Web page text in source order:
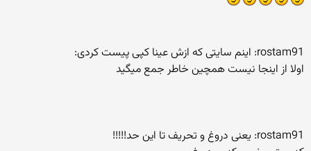
rostam91: اینم سایتی که ازش عینا کپی پیست کردی:
اولا از اینجا نیست همچین خاطر جمع میگید
rostam91: یعنی دروغ و تحریف تا این حد!!!!!